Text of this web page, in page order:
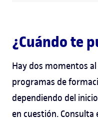
¿Cuándo te
Hay dos momentos
programas de
dependiendo del
en cuestión.